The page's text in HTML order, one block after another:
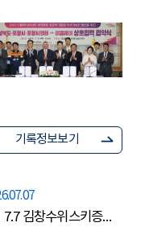
기록정보보기
7.7 김창수위스키증류소 안동 증류소 준공식